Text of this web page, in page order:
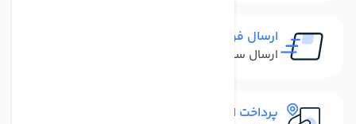
ارسال فوری
ارسال سفارش در کمترین زمان ممکن
پرداخت امن